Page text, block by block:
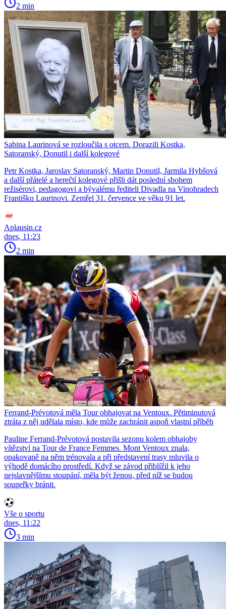
2 min
Sabina Laurinová se rozloučila s otcem. Dorazili Kostka,
Satoranský, Donutil i další kolegové
Petr Kostka, Jaroslav Satoranský, Martin Donutil, Jarmila Hybšová
a další přátelé a herečtí kolegové přišli dát poslední sbohem
režisérovi, pedagogovi a bývalému řediteli Divadla na Vinohradech
Františku Laurinovi. Zemřel 31. července ve věku 91 let.
Aplausin.cz
dnes, 11:23
2 min
Ferrand-Prévotová měla Tour obhajovat na Ventoux. Pětiminutová
ztráta z něj udělala místo, kde může zachránit aspoň vlastní příběh
Pauline Ferrand-Prévotová postavila sezonu kolem obhajoby
vítězství na Tour de France Femmes. Mont Ventoux znala,
opakovaně na něm trénovala a při představení trasy mluvila o
výhodě domácího prostředí. Když se závod přiblížil k jeho
nejslavnějšímu stoupání, měla být ženou, před níž se budou
soupeřky bránit.
Vše o sportu
dnes, 11:22
3 min